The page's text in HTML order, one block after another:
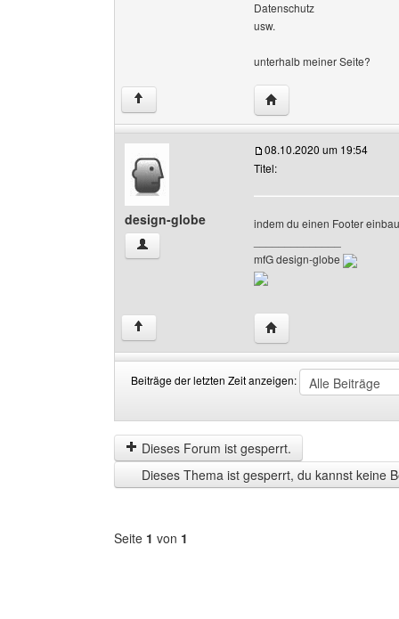
Datenschutz
usw.
unterhalb meiner Seite?
↑ Website dieses
design-globe
design-globe Benutzer-Profile anzeigen
08.10.2020 um 19:54
Titel:
indem du einen Footer
mfG design-globe
↑ Website dieses
Beiträge der letzten Zeit anzeigen:
der
letzten
Zeit
anzeigen
by
Dieses Forum ist gesperrt.
Dieses Thema ist gesperrt, du kannst keine
Seite 1 von 1